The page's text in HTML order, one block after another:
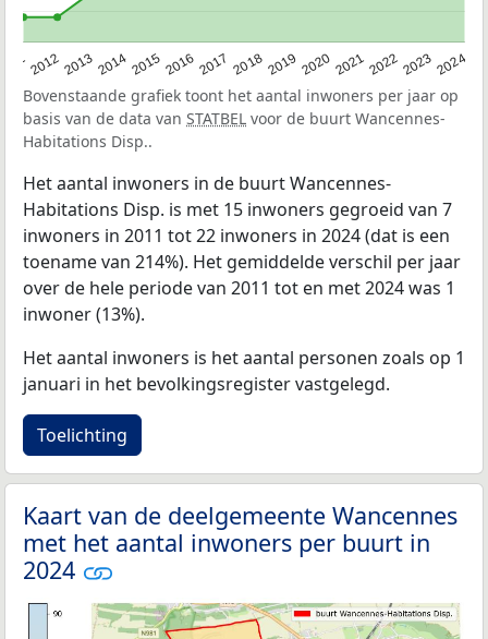
201220132014201520162017 20182019 20202021202220232024
Bovenstaande grafiek toont het aantal inwoners per jaar op
basis van de data van STATBEL voor de buurt Wancennes-
Habitations Disp..
Het aantal inwoners in de buurt Wancennes-
Habitations Disp. is met 15 inwoners gegroeid van 7
inwoners in 2011 tot 22 inwoners in 2024 (dat is een
toename van 214%). Het gemiddelde verschil per jaar
over de hele periode van 2011 tot en met 2024 was 1
inwoner (13%).
Het aantal inwoners is het aantal personen zoals op 1
januari in het bevolkingsregister vastgelegd.
Toelichting
Kaart van de deelgemeente Wancennes
met het aantal inwoners per buurt in
2024